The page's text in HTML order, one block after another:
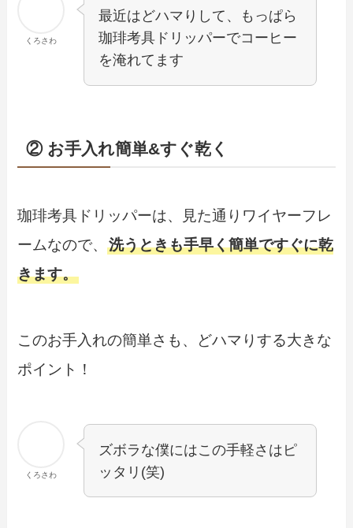
くろさわ
最近はどハマりして、もっぱら
珈琲考具ドリッパーでコーヒー
を淹れてます
② お手入れ簡単&すぐ乾く
珈琲考具ドリッパーは、見た通りワイヤーフレ
ームなので、洗うときも手早く簡単ですぐに乾
きます。
このお手入れの簡単さも、どハマりする大きな
ポイント！
くろさわ
ズボラな僕にはこの手軽さはピ
ッタリ(笑)